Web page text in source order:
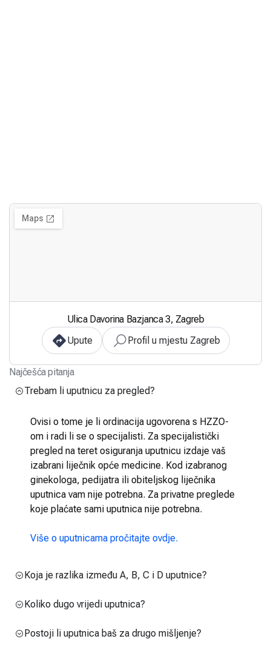
Ulica Davorina Bazjanca 3, Zagreb
Upute
Profil u mjestu Zagreb
Najčešća pitanja
Trebam li uputnicu za pregled?
Ovisi o tome je li ordinacija ugovorena s HZZO-
om i radi li se o specijalisti. Za specijalistički
pregled na teret osiguranja uputnicu izdaje vaš
izabrani liječnik opće medicine. Kod izabranog
ginekologa, pedijatra ili obiteljskog liječnika
uputnica vam nije potrebna. Za privatne preglede
koje plaćate sami uputnica nije potrebna.
Više o uputnicama pročitajte ovdje.
Koja je razlika između A, B, C i D uputnice?
Koliko dugo vrijedi uputnica?
Postoji li uputnica baš za drugo mišljenje?